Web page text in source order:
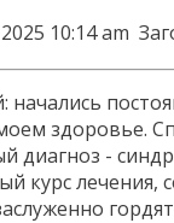
10:14 am
начались
здоровье.
диагноз -
курс лечения,